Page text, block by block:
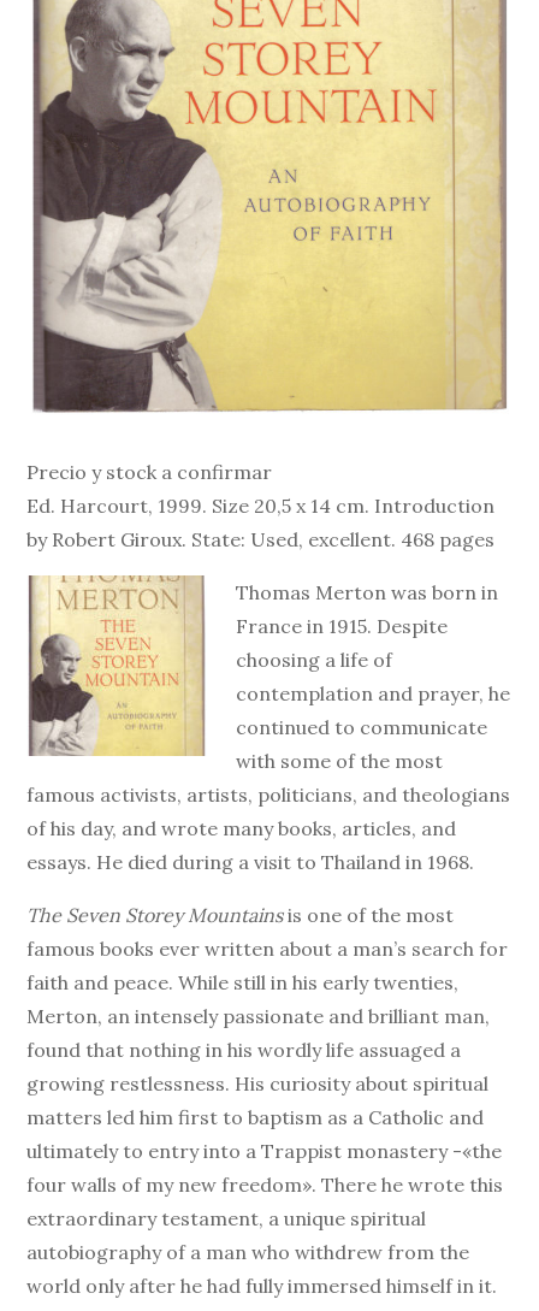
Precio y stock a confirmar
Ed. Harcourt, 1999. Size 20,5 x 14 cm. Introduction
by Robert Giroux. State: Used, excellent. 468 pages
Thomas Merton was born in
France in 1915. Despite
choosing a life of
contemplation and prayer, he
continued to communicate
with some of the most
famous activists, artists, politicians, and theologians
of his day, and wrote many books, articles, and
essays. He died during a visit to Thailand in 1968.
The Seven Storey Mountainsis one of the most
famous books ever written about a man’s search for
faith and peace. While still in his early twenties,
Merton, an intensely passionate and brilliant man,
found that nothing in his wordly life assuaged a
growing restlessness. His curiosity about spiritual
matters led him first to baptism as a Catholic and
ultimately to entry into a Trappist monastery -«the
four walls of my new freedom». There he wrote this
extraordinary testament, a unique spiritual
autobiography of a man who withdrew from the
world only after he had fully immersed himself in it.